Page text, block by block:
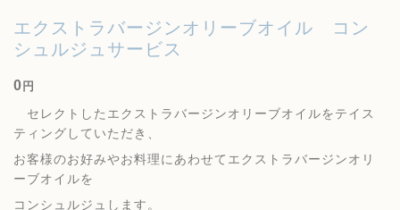
エクストラバージンオリーブオイル コン
シュルジュサービス
0 円
セレクトしたエクストラバージンオリーブオイルをテイス
ティングしていただき、
お客様のお好みやお料理にあわせてエクストラバージンオリ
ーブオイルを
コンシュルジュします。